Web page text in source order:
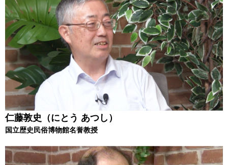
仁藤敦史（にとう あつし）
国立歴史民俗博物館名誉教授